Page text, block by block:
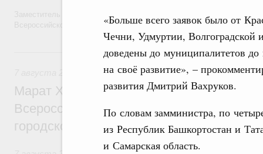
«Больше всего заявок было от
Чечни, Удмуртии, Волгоградской
доведены до муниципалитетов
на своё развитие», –
развития Дмитрий Вахруков.
По словам замминистра, по
из Республик Башкортостан и
и Самарская область.
Заместитель Председателя Правительства Татьяна Голикова
Всероссийского общественного движения «Волонтёры-медики» с
Вчера
Экономика городов. Городская среда
Марат Хуснуллин провёл заседание
Всероссийского конкурса лучших
городской среды